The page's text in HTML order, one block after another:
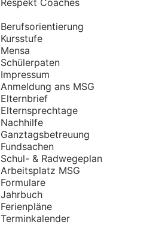
Respekt Coaches
Berufsorientierung
Kursstufe
Mensa
Schülerpaten
Impressum
Anmeldung ans MSG
Elternbrief
Elternsprechtage
Nachhilfe
Ganztagsbetreuung
Fundsachen
Schul- & Radwegeplan
Arbeitsplatz MSG
Formulare
Jahrbuch
Ferienpläne
Terminkalender